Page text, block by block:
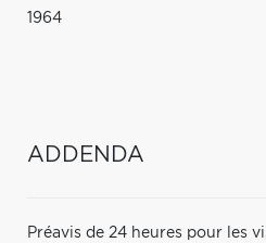
1964
ADDENDA
Préavis de 24 heures pour les